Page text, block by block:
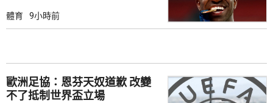
體育 9小時前
歐洲足協：恩芬天奴道歉 改變
不了抵制世界盃立場